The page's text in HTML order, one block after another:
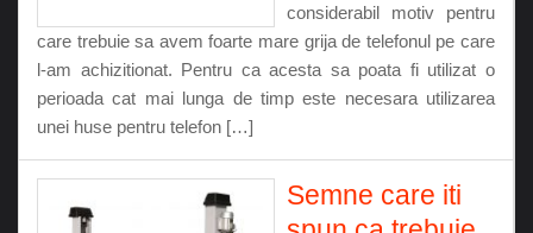
considerabil motiv pentru
care trebuie sa avem foarte mare grija de telefonul pe care
l-am achizitionat. Pentru ca acesta sa poata fi utilizat o
perioada cat mai lunga de timp este necesara utilizarea
unei huse pentru telefon […]
Semne care iti